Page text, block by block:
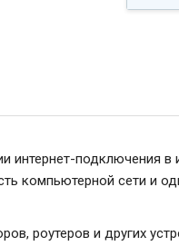
подключения
компьютерной сети и
роутеров и других